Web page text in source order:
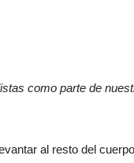
como parte de
al resto del